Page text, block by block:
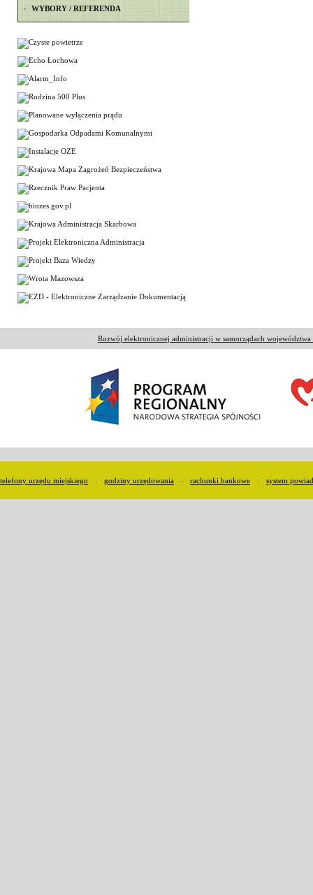
WYBORY / REFERENDA
Rozwój elektronicznej administracji w samorządach
telefony urzędu miejskiego : godziny urzędowania : rachunki bankowe : system